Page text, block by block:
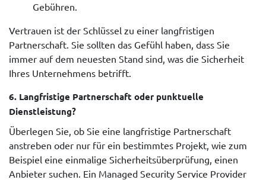
Gebühren.
Vertrauen ist der Schlüssel zu einer langfristigen
Partnerschaft. Sie sollten das Gefühl haben, dass Sie
immer auf dem neuesten Stand sind, was die Sicherheit
Ihres Unternehmens betrifft.
6. Langfristige Partnerschaft oder punktuelle
Dienstleistung?
Überlegen Sie, ob Sie eine langfristige Partnerschaft
anstreben oder nur für ein bestimmtes Projekt, wie zum
Beispiel eine einmalige Sicherheitsüberprüfung, einen
Anbieter suchen. Ein Managed Security Service Provider